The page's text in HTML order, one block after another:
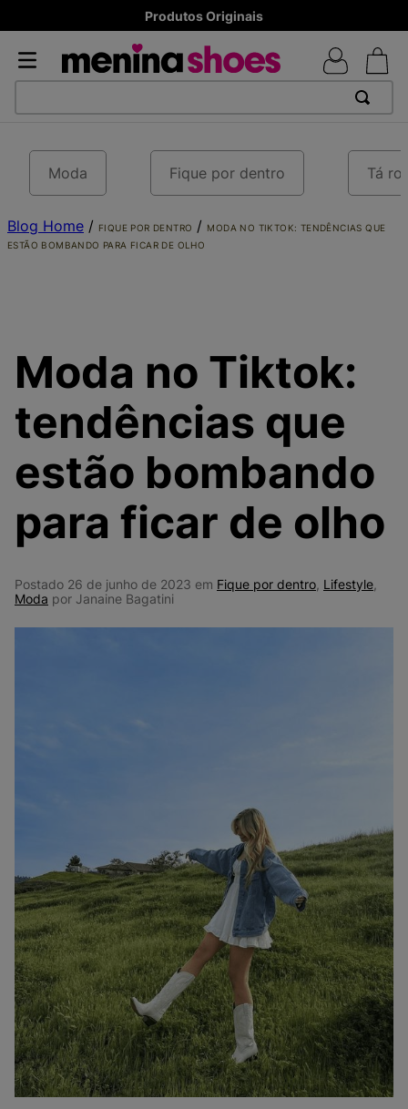
8x sem juros - Parcela mínima R$ 70,00
Moda Fique por dentro Tá
Blog Home / FIQUE POR DENTRO / MODA NO TIKTOK: TENDÊNCIAS QUE
ESTÃO BOMBANDO PARA FICAR DE OLHO
Moda no Tiktok:
tendências que
estão bombando
para ficar de olho
Postado 26 de junho de 2023 em Fique por dentro Lifestyle
Moda por Janaine Bagatini
2º
NEW 9060
3
TÊNIS VEJA WHITE
MELISSA SLIDE
8º
NEW 530
9º
VANS TÊNIS VANS ULTRARANGE